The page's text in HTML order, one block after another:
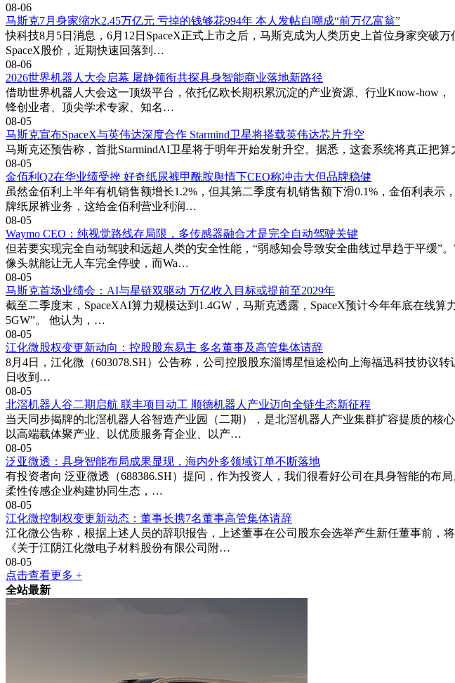
08-06
马斯克7月身家缩水2.45万亿元 亏掉的钱够花994年 本人发帖自嘲成“前万亿富翁”
快科技8月5日消息，6月12日SpaceX正式上市之后，马斯克成为人类历史上首位身家突破
SpaceX股价，近期快速回落到…
08-06
2026世界机器人大会启幕 屠静领衔共探具身智能商业落地新路径
借助世界机器人大会这一顶级平台，依托亿欧长期积累沉淀的产业资源、行业Know-how
锋创业者、顶尖学术专家、知名…
08-05
马斯克宣布SpaceX与英伟达深度合作 Starmind卫星将搭载英伟达芯片升空
马斯克还预告称，首批StarmindAI卫星将于明年开始发射升空。据悉，这套系统将真正把
08-05
金佰利Q2在华业绩受挫 好奇纸尿裤甲酰胺舆情下CEO称冲击大但品牌稳健
虽然金佰利上半年有机销售额增长1.2%，但其第二季度有机销售额下滑0.1%，金佰利表
牌纸尿裤业务，这给金佰利营业利润…
08-05
Waymo CEO：纯视觉路线存局限，多传感器融合才是完全自动驾驶关键
但若要实现完全自动驾驶和远超人类的安全性能，“弱感知会导致安全曲线过早趋于平缓”
像头就能让无人车完全停驶，而Wa…
08-05
马斯克首场业绩会：AI与星链双驱动 万亿收入目标或提前至2029年
截至二季度末，SpaceXAI算力规模达到1.4GW，马斯克透露，SpaceX预计今年年底在线
5GW”。 他认为，…
08-05
江化微股权变更新动向：控股股东易主 多名董事及高管集体请辞
8月4日，江化微（603078.SH）公告称，公司控股股东淄博星恒途松向上海福迅科技协议
日收到…
08-05
北滘机器人谷二期启航 联丰项目动工 顺德机器人产业迈向全链生态新征程
当天同步揭牌的北滘机器人谷智造产业园（二期），是北滘机器人产业集群扩容提质的核
以高端载体聚产业、以优质服务育企业、以产…
08-05
泛亚微透：具身智能布局成果显现，海内外多领域订单不断落地
有投资者向 泛亚微透（688386.SH）提问，作为投资人，我们很看好公司在具身智能的
柔性传感企业构建协同生态，…
08-05
江化微控制权变更新动态：董事长携7名董事高管集体请辞
江化微公告称，根据上述人员的辞职报告，上述董事在公司股东会选举产生新任董事前
《关于江阴江化微电子材料股份有限公司附…
08-05
点击查看更多 +
全站最新